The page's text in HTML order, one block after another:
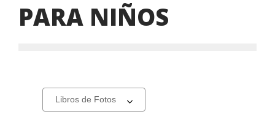
PARA NIÑOS
Select
a